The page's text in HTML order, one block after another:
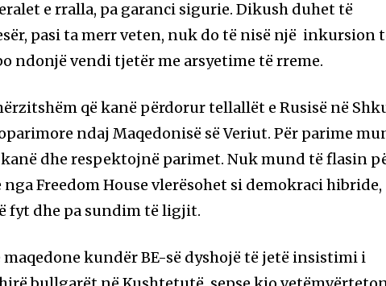
e rralla, pa garanci sigurie. Dikush duhet të
pasi ta merr veten, nuk do të nisë një inkursion
ndonjë vendi tjetër me arsyetime të rreme.
që kanë përdorur tellallët e Rusisë në
ndaj Maqedonisë së Veriut. Për parime
dhe respektojnë parimet. Nuk mund të flasin
Freedom House vlerësohet si demokraci hibride,
fyt dhe pa sundim të ligjit.
kundër BE-së dyshojë të jetë insistimi i